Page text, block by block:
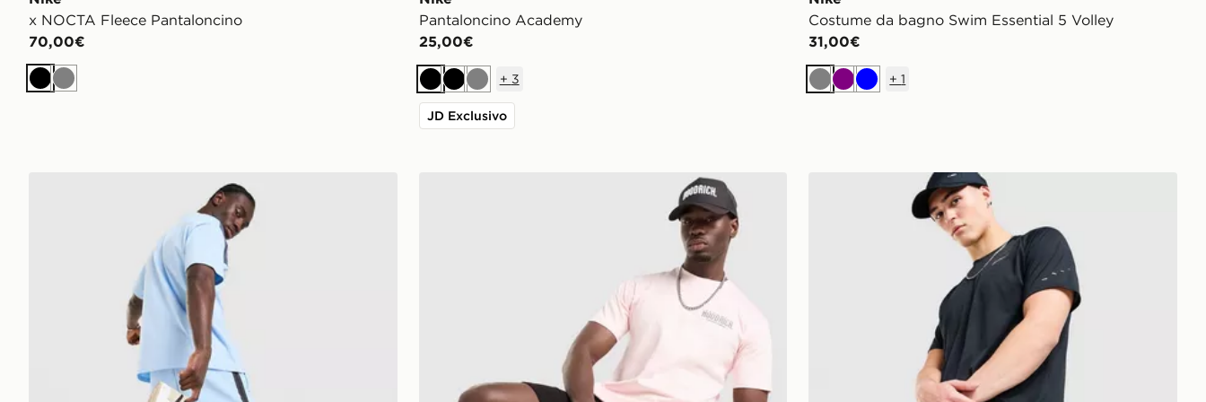
x NOCTA Fleece Pantaloncino
70,00€
NeroGrigio
Pantaloncino Academy
25,00€
NeroNeroGrigio
+ 3
JD Exclusivo
Costume da bagno Swim Essential 5 Volley
31,00€
Grigio
Viola
Blu
+1
Nike Pantaloncino Challenger 7